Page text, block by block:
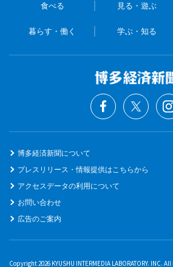
食べる 見る・遊ぶ
暮らす・働く 学ぶ・知る
博多経済新聞について
プレスリリース・情報提供はこちらから
アクセスデータの利用について
お問い合わせ
広告のご案内
Copyright 2026 KYUSHU INTERMEDIA LABORATORY. INC.